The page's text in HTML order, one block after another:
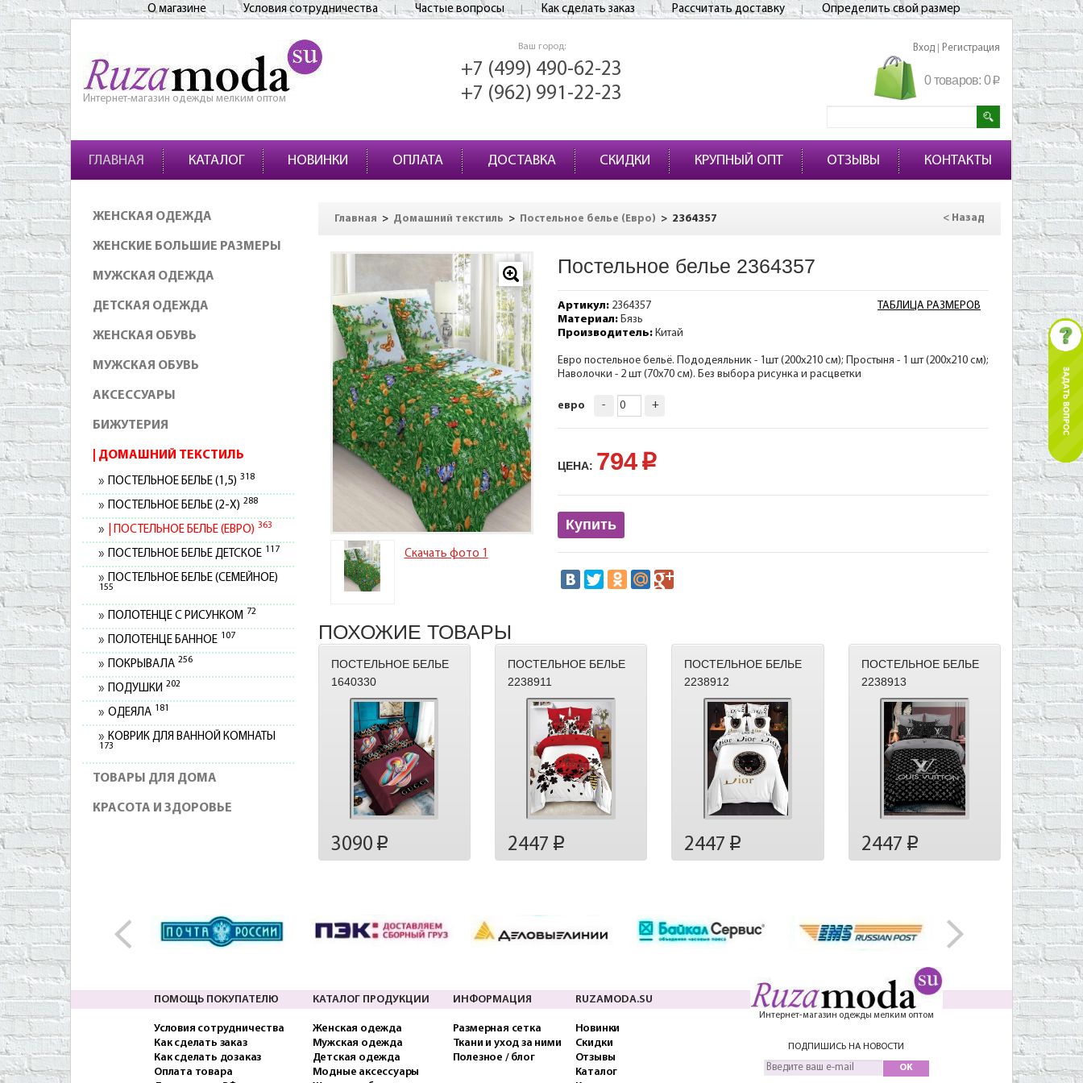
О магазине Условия сотрудничества Частые вопросы Как сделать заказ Рассчитать доставку Определить свой размер
Интернет-магазин одежды мелким оптом
Ваш город:
+7 (499) 490-62-23
+7 (962) 991-22-23
Вход Регистрация
0 товаров: 0p
ГЛАВНАЯ КАТАЛОГ НОВИНКИ ОПЛАТА ДОСТАВКА СКИДКИ КРУПНЫЙ ОПТ ОТЗЫВЫ КОНТАКТЫ
ЖЕНСКАЯ ОДЕЖДА
ЖЕНСКИЕ БОЛЬШИЕ РАЗМЕРЫ
МУЖСКАЯ ОДЕЖДА
ДЕТСКАЯ ОДЕЖДА
ЖЕНСКАЯ ОБУВЬ
МУЖСКАЯ ОБУВЬ
АКСЕССУАРЫ
БИЖУТЕРИЯ
ДОМАШНИЙ ТЕКСТИЛЬ
ПОСТЕЛЬНОЕ БЕЛЬЕ (1,5) 318
ПОСТЕЛЬНОЕ БЕЛЬЕ (2-Х) 288
ПОСТЕЛЬНОЕ БЕЛЬЕ (ЕВРО) 363
ПОСТЕЛЬНОЕ БЕЛЬЕ ДЕТСКОЕ 117
ПОСТЕЛЬНОЕ БЕЛЬЕ (СЕМЕЙНОЕ)
155
ПОЛОТЕНЦЕ С РИСУНКОМ 72
ПОЛОТЕНЦЕ БАННОЕ 107
ПОКРЫВАЛА 256
ПОДУШКИ 202
ОДЕЯЛА 181
КОВРИК ДЛЯ ВАННОЙ КОМНАТЫ
173
ТОВАРЫ ДЛЯ ДОМА
КРАСОТА И ЗДОРОВЬЕ
Главная > Домашний текстиль > Постельное белье (Евро) > 2364357 < Назад
Скачать фото 1
Постельное белье 2364357
ТАБЛИЦА РАЗМЕРОВ
Артикул:2364357
Материал:Бязь
Производитель:Китай
Евро постельное бельё. Пододеяльник - 1шт (200х210 см); Простыня - 1 шт (200х210 см);
Наволочки - 2 шт (70х70 см). Без выбора рисунка и расцветки
евро - +
ЦЕНА: 794p
Купить
ПОХОЖИЕ ТОВАРЫ
ПОСТЕЛЬНОЕ БЕЛЬЕ
1640330
3090 p
ПОСТЕЛЬНОЕ БЕЛЬЕ
2238911
2447 p
ПОСТЕЛЬНОЕ БЕЛЬЕ
2238912
2447 p
ПОСТЕЛЬНОЕ БЕЛЬЕ
2238913
2447 p
ПОМОЩЬ ПОКУПАТЕЛЮ
Условия сотрудничества
Как сделать заказ
Как сделать дозаказ
Оплата товара
КАТАЛОГ ПРОДУКЦИИ
Женская одежда
Мужская одежда
Детская одежда
Модные аксессуары
ИНФОРМАЦИЯ
Размерная сетка
Ткани и уход за ними
Полезное / блог
RUZAMODA.SU
Новинки
Скидки
Отзывы
Каталог
Интернет-магазин одежды мелким оптом
ПОДПИШИСЬ НА НОВОСТИ
OK